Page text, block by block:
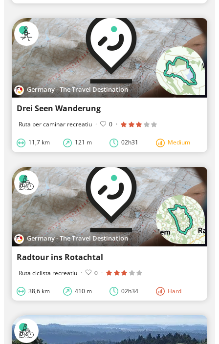
Germany - The Travel Destination
Drei Seen Wanderung
Ruta per caminar recreatiu · 0 ·
11,7 km 121 m 02h31 Medium
Germany - The Travel Destination
Radtour ins Rotachtal
Ruta ciclista recreatiu · 0 ·
38,6 km 410 m 02h34 Hard